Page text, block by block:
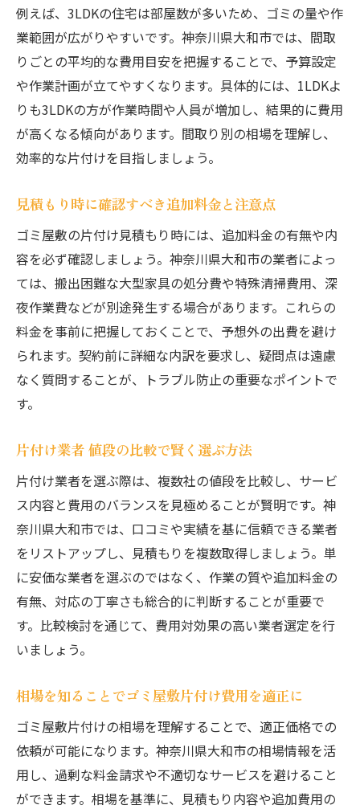
例えば、3LDKの住宅は部屋数が多いため、ゴミの量や作
業範囲が広がりやすいです。神奈川県大和市では、間取
りごとの平均的な費用目安を把握することで、予算設定
や作業計画が立てやすくなります。具体的には、1LDKよ
りも3LDKの方が作業時間や人員が増加し、結果的に費用
が高くなる傾向があります。間取り別の相場を理解し、
効率的な片付けを目指しましょう。
見積もり時に確認すべき追加料金と注意点
ゴミ屋敷の片付け見積もり時には、追加料金の有無や内
容を必ず確認しましょう。神奈川県大和市の業者によっ
ては、搬出困難な大型家具の処分費や特殊清掃費用、深
夜作業費などが別途発生する場合があります。これらの
料金を事前に把握しておくことで、予想外の出費を避け
られます。契約前に詳細な内訳を要求し、疑問点は遠慮
なく質問することが、トラブル防止の重要なポイントで
す。
片付け業者 値段の比較で賢く選ぶ方法
片付け業者を選ぶ際は、複数社の値段を比較し、サービ
ス内容と費用のバランスを見極めることが賢明です。神
奈川県大和市では、口コミや実績を基に信頼できる業者
をリストアップし、見積もりを複数取得しましょう。単
に安価な業者を選ぶのではなく、作業の質や追加料金の
有無、対応の丁寧さも総合的に判断することが重要で
す。比較検討を通じて、費用対効果の高い業者選定を行
いましょう。
相場を知ることでゴミ屋敷片付け費用を適正に
ゴミ屋敷片付けの相場を理解することで、適正価格での
依頼が可能になります。神奈川県大和市の相場情報を活
用し、過剰な料金請求や不適切なサービスを避けること
ができます。相場を基準に、見積もり内容や追加費用の